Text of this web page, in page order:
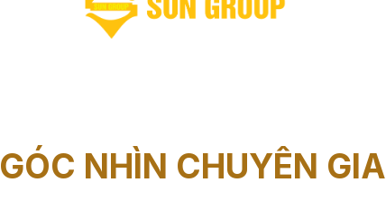
GÓC NHÌN CHUYÊN GIA